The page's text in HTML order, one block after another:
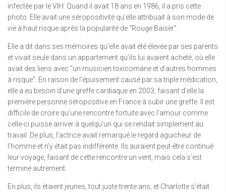
infectée par le VIH. Quand il avait 18 ans en 1986, il a pris cette
photo. Elle avait une séropositivité qu’elle attribuait à son mode de
vie à haut risque après la popularité de “Rouge Baiser”.
Elle a dit dans ses mémoires qu’elle avait été élevée par ses parents
et vivait seule dans un appartement qu’ils lui avaient acheté, où elle
avait des liens avec “un musicien toxicomane et d’autres hommes
à risque”. En raison de l’épuisement causé par sa triple médication,
elle a eu besoin d’une greffe cardiaque en 2003, faisant d’elle la
première personne séropositive en France à subir une greffe. Il est
difficile de croire qu’une rencontre fortuite avec l’amour comme
celle-ci puisse arriver à quelqu’un qui se rendait simplement au
travail. De plus, l’actrice avait remarqué le regard aguicheur de
l’homme et n’y était pas indifférente. Ils auraient peut-être continué
leur voyage, faisant de cette rencontre un vent, mais cela s’est
terminé autrement.
En plus, ils étaient jeunes, tout juste trente ans, et Charlotte s’était